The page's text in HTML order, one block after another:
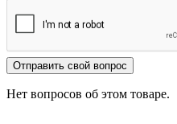
Отправить свой вопрос
Нет вопросов об этом товаре.